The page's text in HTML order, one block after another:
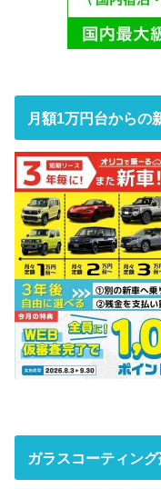
月額1万円台からの
ガラスコーティン